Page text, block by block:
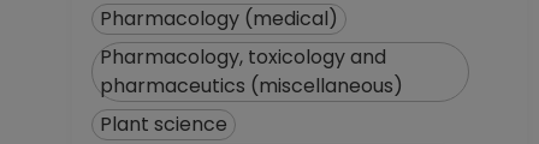
Pharmacology (medical)
Pharmacology, toxicology and
pharmaceutics (miscellaneous)
Plant science